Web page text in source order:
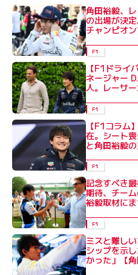
角田裕毅、
の出場が決
チャンピオ
F1
【F1ドライ
ネージャー
人。レーサ
F1
【F1コラム
在。シート
と角田裕毅
F1
記念すべき
期待、チー
裕毅取材に
F1
ミスと難し
シップを示
かった」【